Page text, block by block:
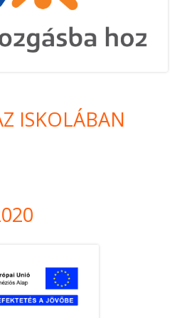
ISKOLÁBAN